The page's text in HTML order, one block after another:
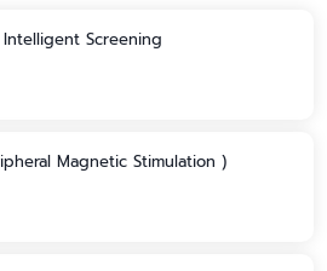
Screening
Magnetic Stimulation )